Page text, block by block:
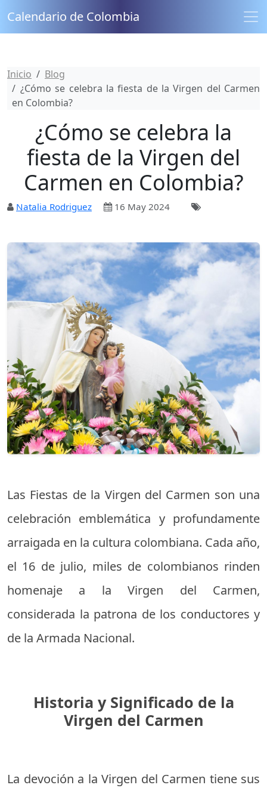
Calendario de Colombia
Inicio
Blog
¿Cómo se celebra la fiesta de la Virgen del Carmen
en Colombia?
¿Cómo se celebra la
fiesta de la Virgen del
Carmen en Colombia?
Natalia Rodriguez 16 May 2024
Las Fiestas de la Virgen del Carmen son una
celebración emblemática y profundamente
arraigada en la cultura colombiana. Cada año,
el 16 de julio, miles de colombianos rinden
homenaje a la Virgen del Carmen,
considerada la patrona de los conductores y
de la Armada Nacional.
Historia y Significado de la
Virgen del Carmen
La devoción a la Virgen del Carmen tiene sus